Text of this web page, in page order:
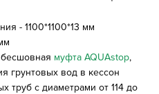
- 1100*1100*13 мм
муфта AQUAstop,
грунтовых вод в кессон
труб с диаметрами от 114 до